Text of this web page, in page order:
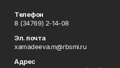
Телефон
8 (34769) 2-14-08
Эл. почта
xamadeeva.m@rbsmi.ru
Адрес